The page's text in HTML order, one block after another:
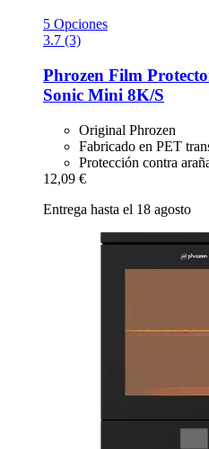
5 Opciones
3.7 (3)
Phrozen Film
Sonic Mini 8K/S
Original Phrozen
Fabricado en PET
Protección contra
12,09 €
Entrega hasta el 18 agosto